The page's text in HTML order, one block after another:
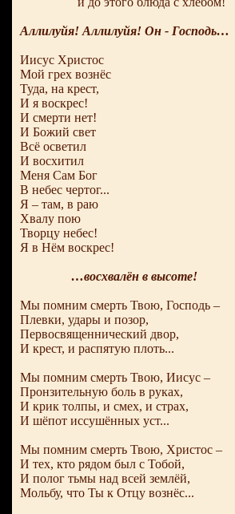
Аллилуйя! Аллилуйя! Он - Господь…
Иисус Христос
Мой грех вознёс
Туда, на крест,
И я воскрес!
И смерти нет!
И Божий свет
Всё осветил
И восхитил
Меня Сам Бог
В небес чертог...
Я – там, в раю
Хвалу пою
Творцу небес!
Я в Нём воскрес!
…восхвалён в высоте!
Мы помним смерть Твою, Господь –
Плевки, удары и позор,
Первосвященнический двор,
И крест, и распятую плоть...
Мы помним смерть Твою, Иисус –
Пронзительную боль в руках,
И крик толпы, и смех, и страх,
И шёпот иссушённых уст...
Мы помним смерть Твою, Христос –
И тех, кто рядом был с Тобой,
И полог тьмы над всей землёй,
Мольбу, что Ты к Отцу вознёс...